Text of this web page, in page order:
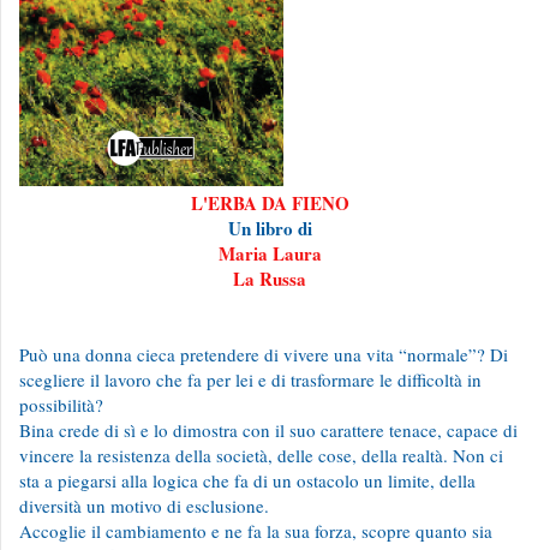
L'ERBA DA FIENO
Un libro di
Maria Laura
La Russa
Può una donna cieca pretendere di vivere una vita “normale”? Di
scegliere il lavoro che fa per lei e di trasformare le difficoltà in
possibilità?
Bina crede di sì e lo dimostra con il suo carattere tenace, capace di
vincere la resistenza della società, delle cose, della realtà. Non ci
sta a piegarsi alla logica che fa di un ostacolo un limite, della
diversità un motivo di esclusione.
Accoglie il cambiamento e ne fa la sua forza, scopre quanto sia